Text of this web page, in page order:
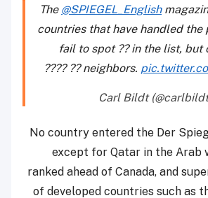
The @SPIEGEL_English
countries that have handled the
fail to spot ?? in the list, but
???? ?? neighbors.
No country entered the Der
except for Qatar in the Arab
ranked ahead of Canada, and
of developed countries such as